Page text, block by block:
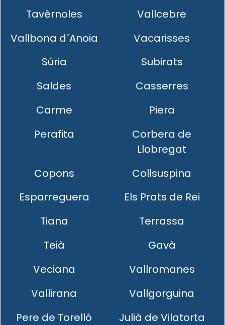
Tavèrnoles
Vallcebre
Vallbona d´Anoia
Vacarisses
Súria
Subirats
Saldes
Casserres
Carme
Piera
Perafita
Corbera de
Llobregat
Copons
Collsuspina
Esparreguera
Els Prats de Rei
Tiana
Terrassa
Teià
Gavà
Veciana
Vallromanes
Vallirana
Vallgorguina
Pere de Torelló
Julià de Vilatorta